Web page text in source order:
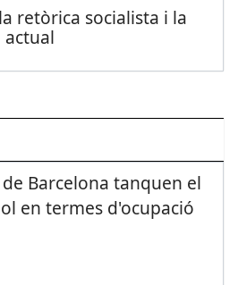
retòrica socialista i la